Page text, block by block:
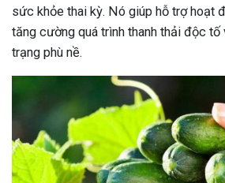
sức khỏe thai kỳ. Nó giúp hỗ trợ hoạt
tăng cường quá trình thanh thải độc tố
trạng phù nề.